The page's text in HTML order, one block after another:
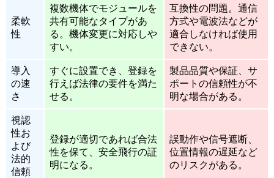
柔軟
性
複数機体でモジュールを
共有可能なタイプがあ
る。機体変更に対応しや
すい。
互換性の問題。通信
方式や電波法などが
適合しなければ使用
できない。
導入
の速
さ
すぐに設置でき、登録を
行えば法律の要件を満た
せる。
製品品質や保証、サ
ポートの信頼性が不
明な場合がある。
視認
性お
よび
法的
信頼
登録が適切であれば合法
性を保て、安全飛行の証
明になる。
誤動作や信号遮断、
位置情報の遅延など
のリスクがある。